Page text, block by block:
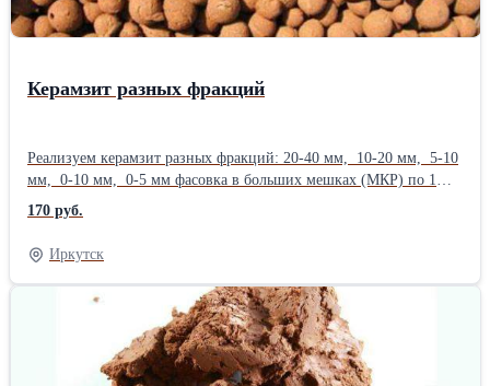
Керамзит разных фракций
Реализуем керамзит разных фракций: 20-40 мм, 10-20 мм, 5-10
мм, 0-10 мм, 0-5 мм фасовка в больших мешках (МКР) по 1
куб.м. и в маленьких мешках по 40 л. Также имеются: Перлит,
вермикулит - от 1 куб.м. 3500 руб. и 5000 руб. Песок в мешках
(40 кг) - 60 руб., машина 3 т - 4300 руб., машина 25 т - 15000
руб. Отсев в мешках (40 кг) - 65 руб., машина 3 т - 4500 руб.,
машина 25 т - 13000 руб. Щебень в мешках (40 кг) - 70 руб.,
машина 25 т - 14000 руб. Щебень декоративный цветной 1 кг -
35 руб. Цемент в мешках (50 кг) - 290 руб., большой мешок
(МКР) 1 т - 5600 руб. Глина печная в мешках (40 кг) - 180 руб.
Возможна доставка с разгрузкой, подъем на
170 руб.
Иркутск